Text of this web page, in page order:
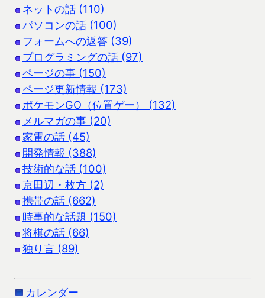
ネットの話 (110)
パソコンの話 (100)
フォームへの返答 (39)
プログラミングの話 (97)
ページの事 (150)
ページ更新情報 (173)
ポケモンGO（位置ゲー） (132)
メルマガの事 (20)
家電の話 (45)
開発情報 (388)
技術的な話 (100)
京田辺・枚方 (2)
携帯の話 (662)
時事的な話題 (150)
将棋の話 (66)
独り言 (89)
カレンダー